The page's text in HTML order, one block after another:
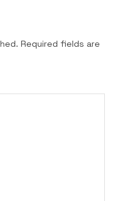
Required fields are